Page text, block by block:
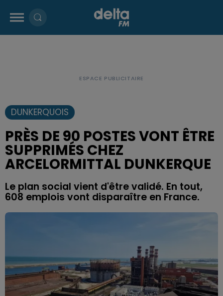
DUNKERQUOIS
PRÈS DE 90 POSTES VONT ÊTRE
SUPPRIMÉS CHEZ
ARCELORMITTAL DUNKERQUE
Le plan social vient d'être validé. En tout,
608 emplois vont disparaître en France.